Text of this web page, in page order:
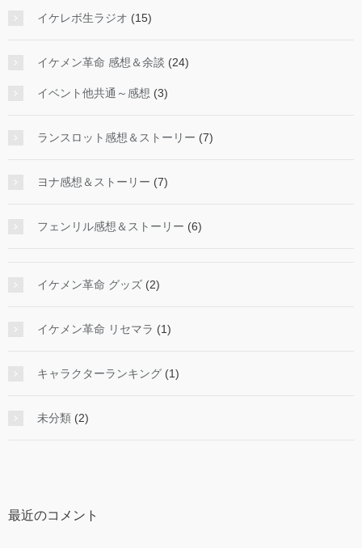
イケレボ生ラジオ (15)
イケメン革命 感想＆余談 (24)
イベント他共通～感想 (3)
ランスロット感想＆ストーリー (7)
ヨナ感想＆ストーリー (7)
フェンリル感想＆ストーリー (6)
イケメン革命 グッズ (2)
イケメン革命 リセマラ (1)
キャラクターランキング (1)
未分類 (2)
最近のコメント